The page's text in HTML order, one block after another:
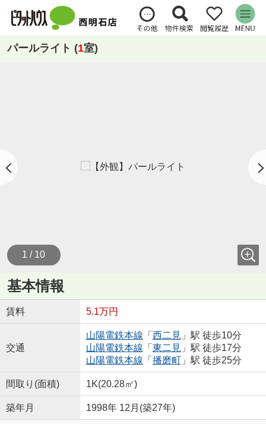
パールライト (1室)
1 / 10
基本情報
賃料 5.1万円
交通
山陽電鉄本線 「 西二見 」駅 徒歩10分
山陽電鉄本線 「 東二見 」駅 徒歩17分
山陽電鉄本線 「 播磨町」駅 徒歩25分
間取り(面積) 1K(20.28㎡)
築年月 1998年 12月(築27年)